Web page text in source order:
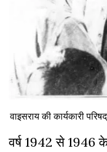
वाइसराय की कार्यकारी
वर्ष 1942 से